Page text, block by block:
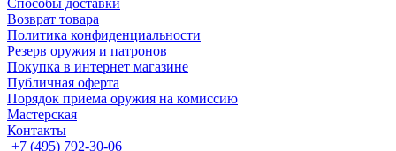
Способы доставки
Возврат товара
Политика конфиденциальности
Резерв оружия и патронов
Покупка в интернет магазине
Публичная оферта
Порядок приема оружия на комиссию
Мастерская
Контакты
+7 (495) 792-30-06